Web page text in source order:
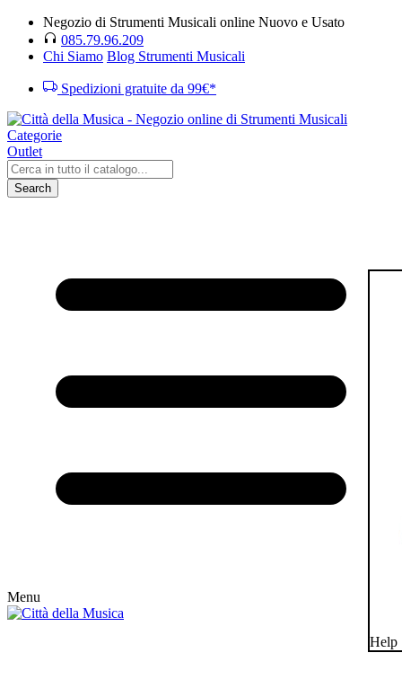
Negozio di Strumenti Musicali online Nuovo e Usato
085.79.96.209
Chi Siamo Blog Strumenti Musicali
Spedizioni gratuite da 99€*
Categorie
Outlet
Search
Menu
Help